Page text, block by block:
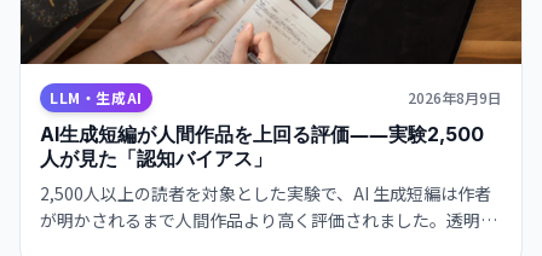
LLM・生成AI 2026年8月9日
AI生成短編が人間作品を上回る評価――実験2,500
人が見た「認知バイアス」
2,500人以上の読者を対象とした実験で、AI 生成短編は作者
が明かされるまで人間作品より高く評価されました。透明性